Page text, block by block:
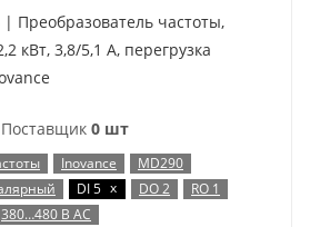
кВт, 3,8/5,1 А, перегрузка
Поставщик 0 шт
Inovance
MD290
DI 5 x DO 2
RO 1
380…480 В AC